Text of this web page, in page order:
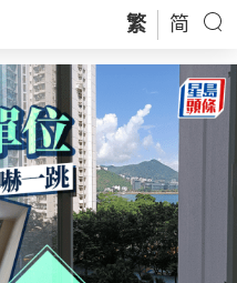
繁 简